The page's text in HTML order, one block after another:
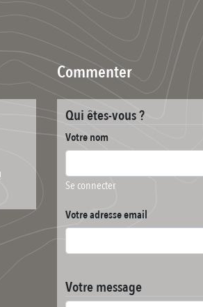
Commenter
Qui êtes-vous ?
Votre nom
Se connecter
Votre adresse email
Votre message